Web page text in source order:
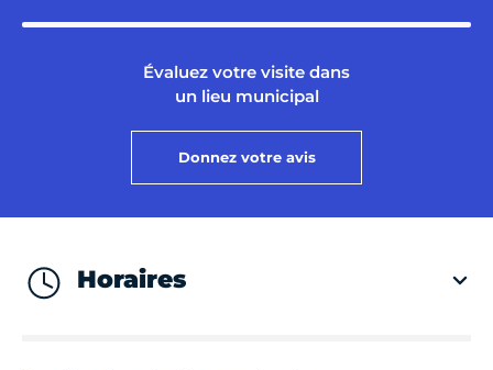
Évaluez votre visite dans
un lieu municipal
Donnez votre avis
Horaires